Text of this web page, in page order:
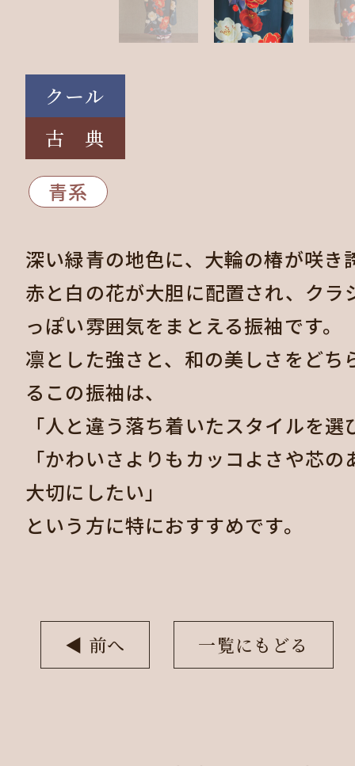
クール
古 典
青系
深い緑青の地色に、大輪の椿が咲き
赤と白の花が大胆に配置され、クラ
っぽい雰囲気をまとえる振袖です。
凛とした強さと、和の美しさをどち
るこの振袖は、
「人と違う落ち着いたスタイルを選
「かわいさよりもカッコよさや芯
大切にしたい」
という方に特におすすめです。
◀︎ 前へ 一覧にもどる